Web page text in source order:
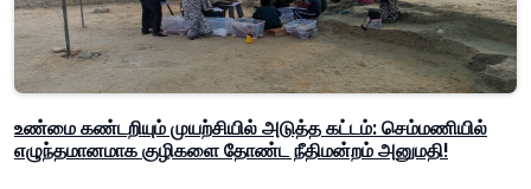
உண்மை கண்டறியும் முயற்சியில் அடுத்த கட்டம்: செம்மணியில்
எழுந்தமானமாக குழிகளை தோண்ட நீதிமன்றம் அனுமதி!